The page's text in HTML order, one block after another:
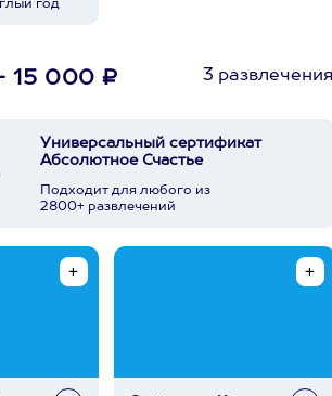
год
15 000 ₽ 3
Универсальный сертификат
Абсолютное Счастье
Подходит для любого из
2800+ развлечений